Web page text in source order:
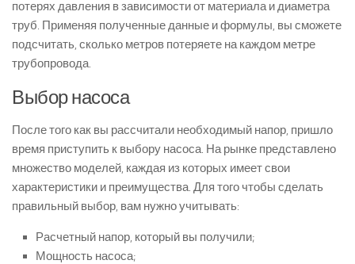
потерях давления в зависимости от материала и диаметра
труб. Применяя полученные данные и формулы, вы сможете
подсчитать, сколько метров потеряете на каждом метре
трубопровода.
Выбор насоса
После того как вы рассчитали необходимый напор, пришло
время приступить к выбору насоса. На рынке представлено
множество моделей, каждая из которых имеет свои
характеристики и преимущества. Для того чтобы сделать
правильный выбор, вам нужно учитывать:
Расчетный напор, который вы получили;
Мощность насоса;